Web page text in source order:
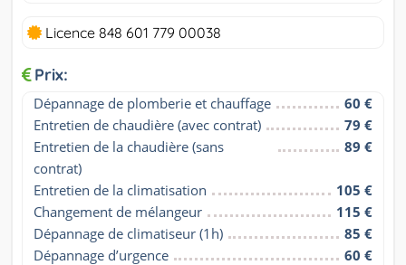
Licence 848 601 779 00038
Prix:
Dépannage de plomberie et chauffage
60 €
Entretien de chaudière (avec contrat)
79 €
Entretien de la chaudière (sans
contrat)
89 €
Entretien de la climatisation
105 €
Changement de mélangeur
115 €
Dépannage de climatiseur (1h)
85 €
Dépannage d’urgence
60 €